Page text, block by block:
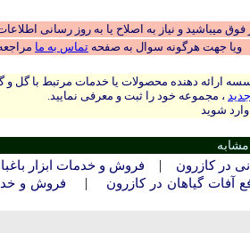
میباشید و نیاز به اصلاح یا به روز رسانی
ویا جهت هرگونه سوال به صفحه تماس به ما
ارائه دهنده محصولات یا خدمات مرتبط با گل و
، مجموعه خود را ثبت و معرفی نمایید.
وارد شوید
در کازرون | فروش و خدمات ابزار
گیاهان در کازرون
|
فروش و